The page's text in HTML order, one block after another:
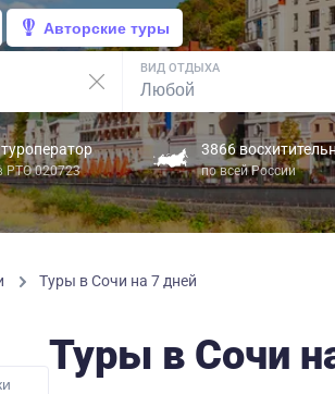
Авторские туры
ВИД ОТДЫХА
РТО 020723
3866
по всей России
Туры в Сочи на 7 дней
Туры в Сочи